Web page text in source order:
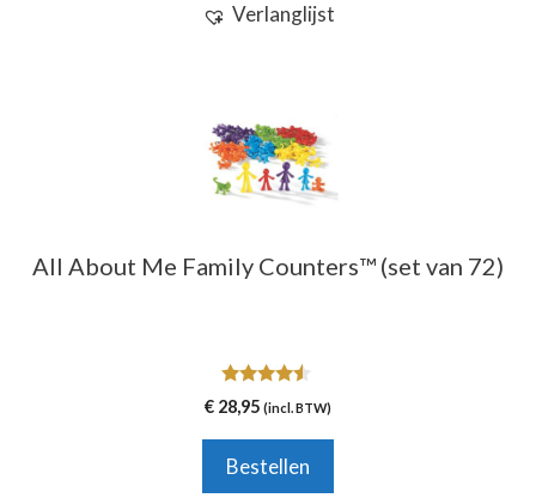
Verlanglijst
All About Me Family Counters™ (set van 72)
4.33
van 5
€ 28,95 (incl. BTW)
Bestellen